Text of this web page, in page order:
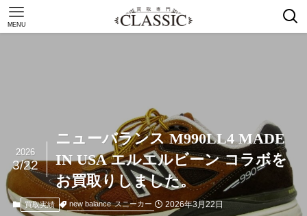
MENU
ニューバランス M990LL4 MADE
IN USA エルエルビーン コラボを
お買取りしました。
2026
3/22
買取実績 new balance スニーカー 2026年3月22日